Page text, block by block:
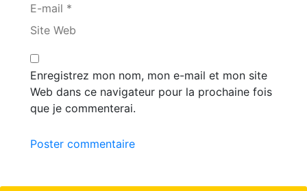
E-mail *
Site Web
Enregistrez mon nom, mon e-mail et mon site
Web dans ce navigateur pour la prochaine fois
que je commenterai.
Poster commentaire